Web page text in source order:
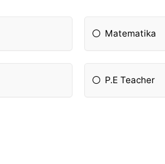
Matematika
P.E Teacher